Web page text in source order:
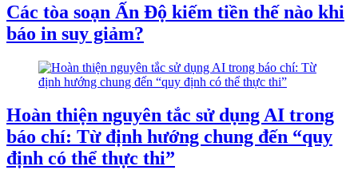
Các tòa soạn Ấn Độ kiếm tiền thế nào khi
báo in suy giảm?
Hoàn thiện nguyên tắc sử dụng AI trong
báo chí: Từ định hướng chung đến “quy
định có thể thực thi”